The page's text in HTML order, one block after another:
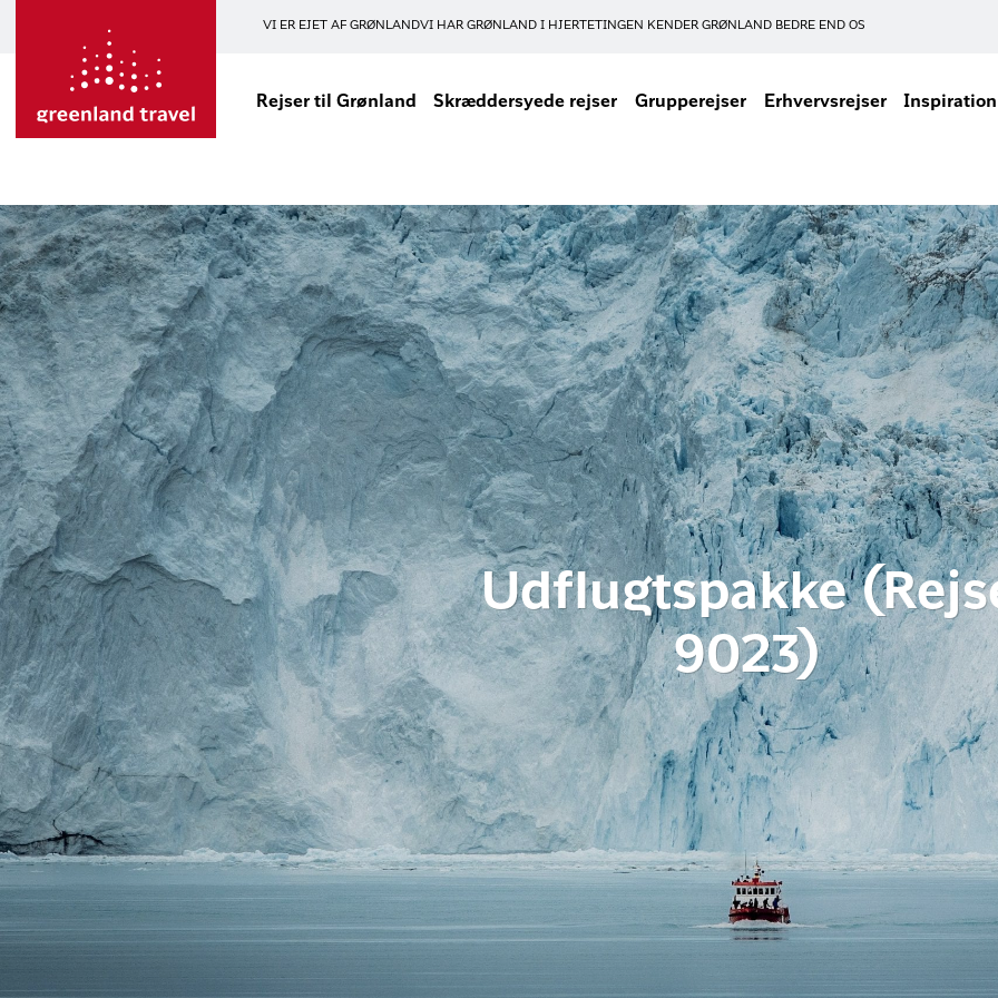
VI ER EJET AF GRØNLANDVI HAR GRØNLAND I HJERTET INGEN KENDER GRØNLAND BEDRE END OS
Rejser til Grønland Skræddersyede rejser Grupperejser Erhvervsrejser Inspiration
Udflugtspakke
9023)